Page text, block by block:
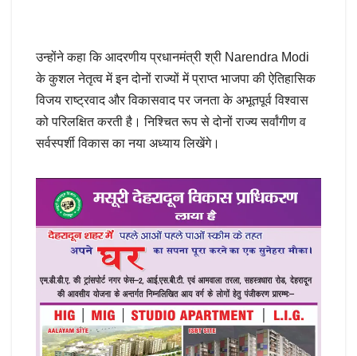
उन्होंने कहा कि आदरणीय प्रधानमंत्री श्री Narendra Modi
के कुशल नेतृत्व में इन दोनों राज्यों में प्राप्त भाजपा की ऐतिहासिक
विजय राष्ट्रवाद और विकासवाद पर जनता के अभूतपूर्व विश्वास
को परिलक्षित करती है। निश्चित रूप से दोनों राज्य सर्वांगीण व
सर्वस्पर्शी विकास का नया अध्याय लिखेंगे।